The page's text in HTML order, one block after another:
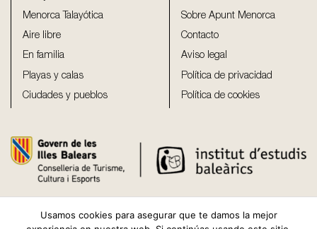
Menorca Talayótica
Aire libre
En familia
Playas y calas
Ciudades y pueblos
Sobre Apunt Menorca
Contacto
Aviso legal
Política de privacidad
Política de cookies
Usamos cookies para asegurar que te damos la mejor